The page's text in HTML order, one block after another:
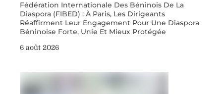
Fédération Internationale Des Béninois De La
Diaspora (FIBED) : À Paris, Les Dirigeants
Réaffirment Leur Engagement Pour Une Diaspora
Béninoise Forte, Unie Et Mieux Protégée
6 août 2026